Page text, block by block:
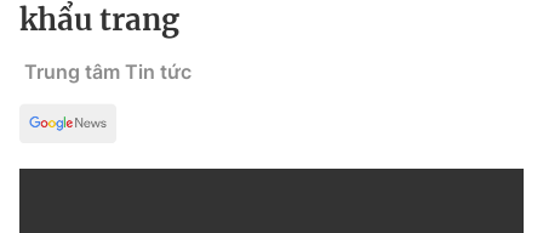
khẩu trang
Trung tâm Tin tức